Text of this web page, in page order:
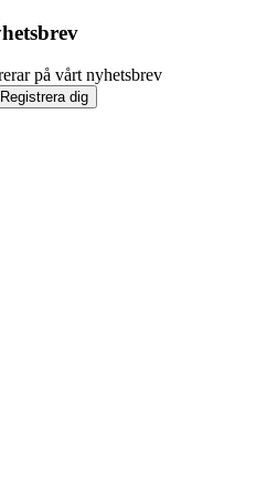
på vårt nyhetsbrev
Registrera dig